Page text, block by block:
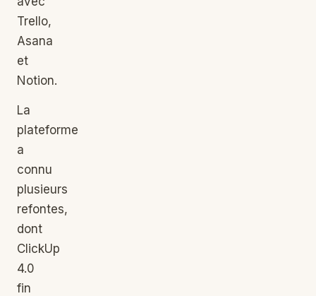
Trello,
Asana
et
Notion.
La
plateforme
a
connu
plusieurs
refontes,
dont
ClickUp
4.0
fin